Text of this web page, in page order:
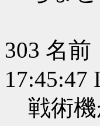
303 名前
戦術機